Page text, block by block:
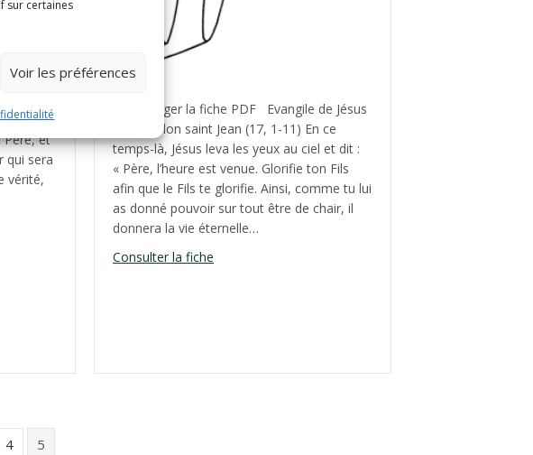
sur certaines
Voir les préférences
Jésus
ce
Père, et
qui sera
vérité,
de Pâques, année A
Télécharger la fiche PDF Evangile de Jésus
Christ selon saint Jean (17, 1-11) En ce
temps-là, Jésus leva les yeux au ciel et dit :
« Père, l’heure est venue. Glorifie ton Fils
afin que le Fils te glorifie. Ainsi, comme tu lui
as donné pouvoir sur tout être de chair, il
donnera la vie éternelle…
Consulter la fiche
4 5